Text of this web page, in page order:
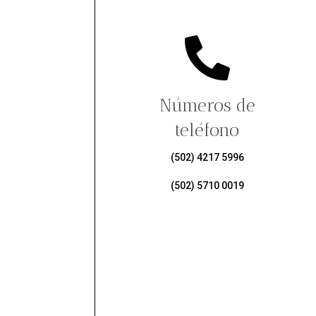

Números de
teléfono
(502) 4217 5996
(502) 5710 0019